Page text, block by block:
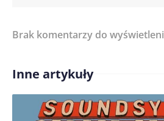
Treść komentarza*
Imię/ Nick*
Brak komentarzy do
Inne artykuły